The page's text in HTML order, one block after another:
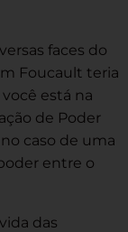
faces do
Foucault teria
está na
de Poder
caso de uma
entre o
das